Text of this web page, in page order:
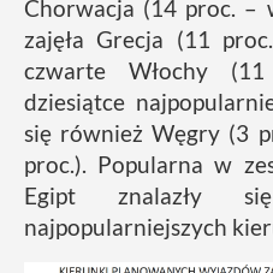
Chorwacja (14 proc. –
zajęła Grecja (11
czwarte Włochy
dziesiątce
się również Węgry (3
proc.). Popularna w
Egipt znalazły
najpopularniejszych